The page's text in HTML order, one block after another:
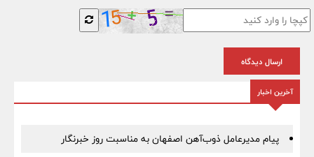
ارسال دیدگاه
آخرین اخبار
پیام مدیرعامل ذوب‌آهن اصفهان به مناسبت روز خبرنگار